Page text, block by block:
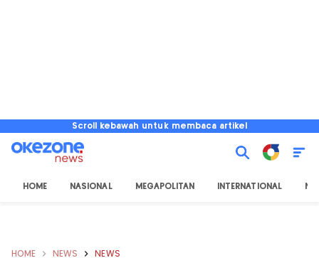
Scroll kebawah untuk membaca artikel
HOME NASIONAL MEGAPOLITAN INTERNATIONAL
HOME NEWS NEWS